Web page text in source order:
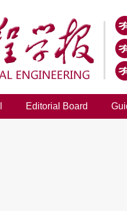
Editorial Board